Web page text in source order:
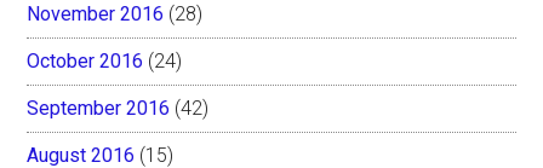
November 2016 (28)
October 2016 (24)
September 2016 (42)
August 2016 (15)